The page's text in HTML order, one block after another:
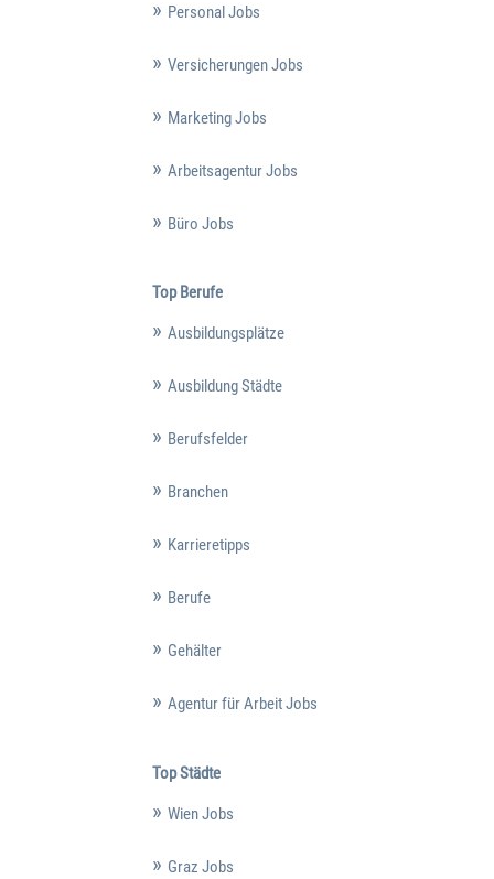
Personal Jobs
Versicherungen Jobs
Marketing Jobs
Arbeitsagentur Jobs
Büro Jobs
Top Berufe
Ausbildungsplätze
Ausbildung Städte
Berufsfelder
Branchen
Karrieretipps
Berufe
Gehälter
Agentur für Arbeit Jobs
Top Städte
Wien Jobs
Graz Jobs